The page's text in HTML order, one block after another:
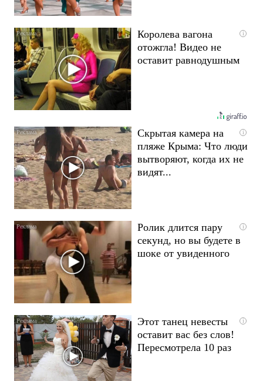
i
Королева вагона
отожгла! Видео не
оставит равнодушным
i
Скрытая камера на
пляже Крыма: Что люди
вытворяют, когда их не
видят...
i
Ролик длится пару
секунд, но вы будете в
шоке от увиденного
i
Этот танец невесты
оставит вас без слов!
Пересмотрела 10 раз